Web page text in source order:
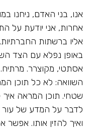
אנו, בני האדם, ניחנו
אחרות, אני יודעת על
אליו ברשתות
באופן נפלא עם הצד
אסתטי, מקוצרר.
השוואה: לא כל תוכן
שטחי. תוכן המראה איך
לדבר על המדע של עור
ואיך להזין אותו. אפשר